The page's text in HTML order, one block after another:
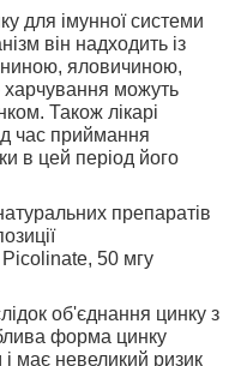
для імунної системи
він надходить із
яловичиною,
харчування можуть
Також лікарі
час приймання
в цей період його
препаратів
Picolinate, 50 мгу
об'єднання цинку з
форма цинку
має невеликий ризик